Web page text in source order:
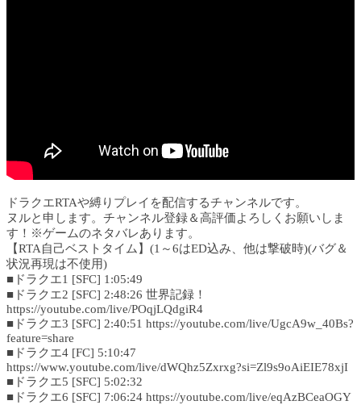
ドラクエRTAや縛りプレイを配信するチャンネルです。
ヌルと申します。チャンネル登録＆高評価よろしくお願いしま
す！※ゲームのネタバレあります。
【RTA自己ベストタイム】(1～6はED込み、他は撃破時)(バグ＆
状況再現は不使用)
■ドラクエ1 [SFC] 1:05:49
■ドラクエ2 [SFC] 2:48:26 世界記録！
https://youtube.com/live/POqjLQdgiR4
■ドラクエ3 [SFC] 2:40:51 https://youtube.com/live/UgcA9w_40Bs?
feature=share
■ドラクエ4 [FC] 5:10:47
https://www.youtube.com/live/dWQhz5Zxrxg?si=Zl9s9oAiEIE78xjI
■ドラクエ5 [SFC] 5:02:32
■ドラクエ6 [SFC] 7:06:24 https://youtube.com/live/eqAzBCeaOGY